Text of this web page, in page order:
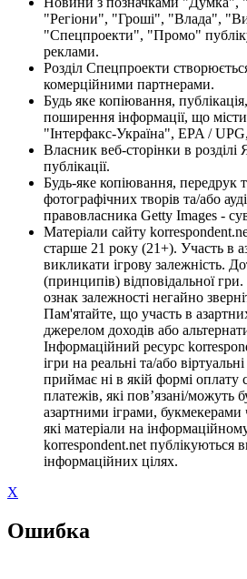
"Регіони", "Гроші", "Влада",
"Спецпроекти", "Промо"
реклами.
Розділ Спецпроекти
комерційними партнерами.
Будь яке копіювання,
поширення інформації, що
"Інтерфакс-Україна", EPA /
Власник веб-сторінки в
публікації.
Будь-яке копіювання, передрук
фотографічних творів та/або
правовласника Getty Images -
Матеріали сайту
старше 21 року (21+). Участь в
викликати ігрову залежність.
(принципів) відповідальної
ознак залежності негайно
Пам'ятайте, що участь в
джерелом доходів або
Інформаційний ресурс
ігри на реальні та/або
приймає ні в якій формі оплату
платежів, які пов’язані/можуть
азартними іграми, букмекерами
які матеріали на
korrespondent.net публікуються
інформаційних цілях.
X
Ошибка